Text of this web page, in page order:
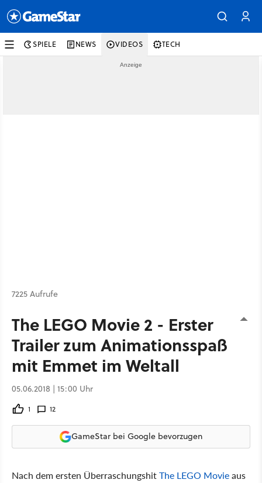
SPIELE NEWS VIDEOS TECH
7225 Aufrufe
The LEGO Movie 2 - Erster
Trailer zum Animationsspaß
mit Emmet im Weltall
05.06.2018 | 15:00 Uhr
1 12
GameStar bei Google bevorzugen
Nach dem ersten ÜberraschungshitThe LEGO Movieaus